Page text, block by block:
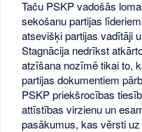
Taču PSKP vadošās
sekošanu partijas
atsevišķi partijas vadītāji
Stagnācija nedrīkst
atzīšana nozīmē tikai to,
partijas dokumentiem
PSKP priekšrocības
attīstības virzienu un
pasākumus, kas vērsti